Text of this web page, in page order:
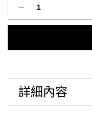
歐
家
｜
CT-
詳細內容